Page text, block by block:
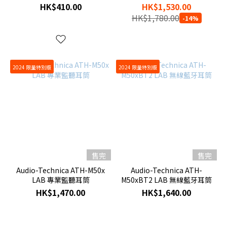
HK$410.00
HK$1,530.00
HK$1,780.00 -14%
2024 限量特別版
售完
Audio-Technica ATH-M50x
LAB 專業監聽耳筒
HK$1,470.00
2024 限量特別版
售完
Audio-Technica ATH-
M50xBT2 LAB 無線藍牙耳筒
HK$1,640.00